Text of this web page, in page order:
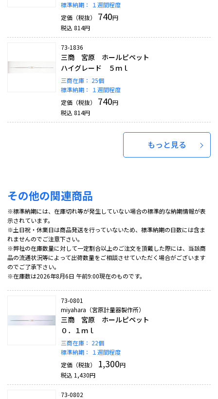
標準納期：
１週間程度
定価（税抜）
740円
税込 814円
73-1836
三商 宮原 ホールピペット
ハイグレード ５ｍｌ
三商在庫： 25個
標準納期：
１週間程度
定価（税抜）
740円
税込 814円
もっと見る
その他の関連商品
※標準納期には、在庫切れ等が発生していない場合の標準的な納期情報が表
示されています。
※土日祝・休業日は商品発送を行っていないため、標準納期の日数には含ま
れませんのでご注意下さい。
※弊社の在庫数量に対して一定割合以上のご注文を頂戴した際には、当該商
品の流通状況等によって出荷数量をご相談させていただく場合がございます
のでご了承下さい。
※在庫数は2026年8月6日 午前9:00現在のものです。
73-0801
miyahara（宮原計量器製作所）
三商 宮原 ホールピペット
０．１ｍｌ
三商在庫： 22個
標準納期：
１週間程度
定価（税抜）
1,300円
税込 1,430円
73-0802